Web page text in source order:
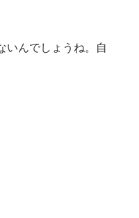
いんでしょうね。自